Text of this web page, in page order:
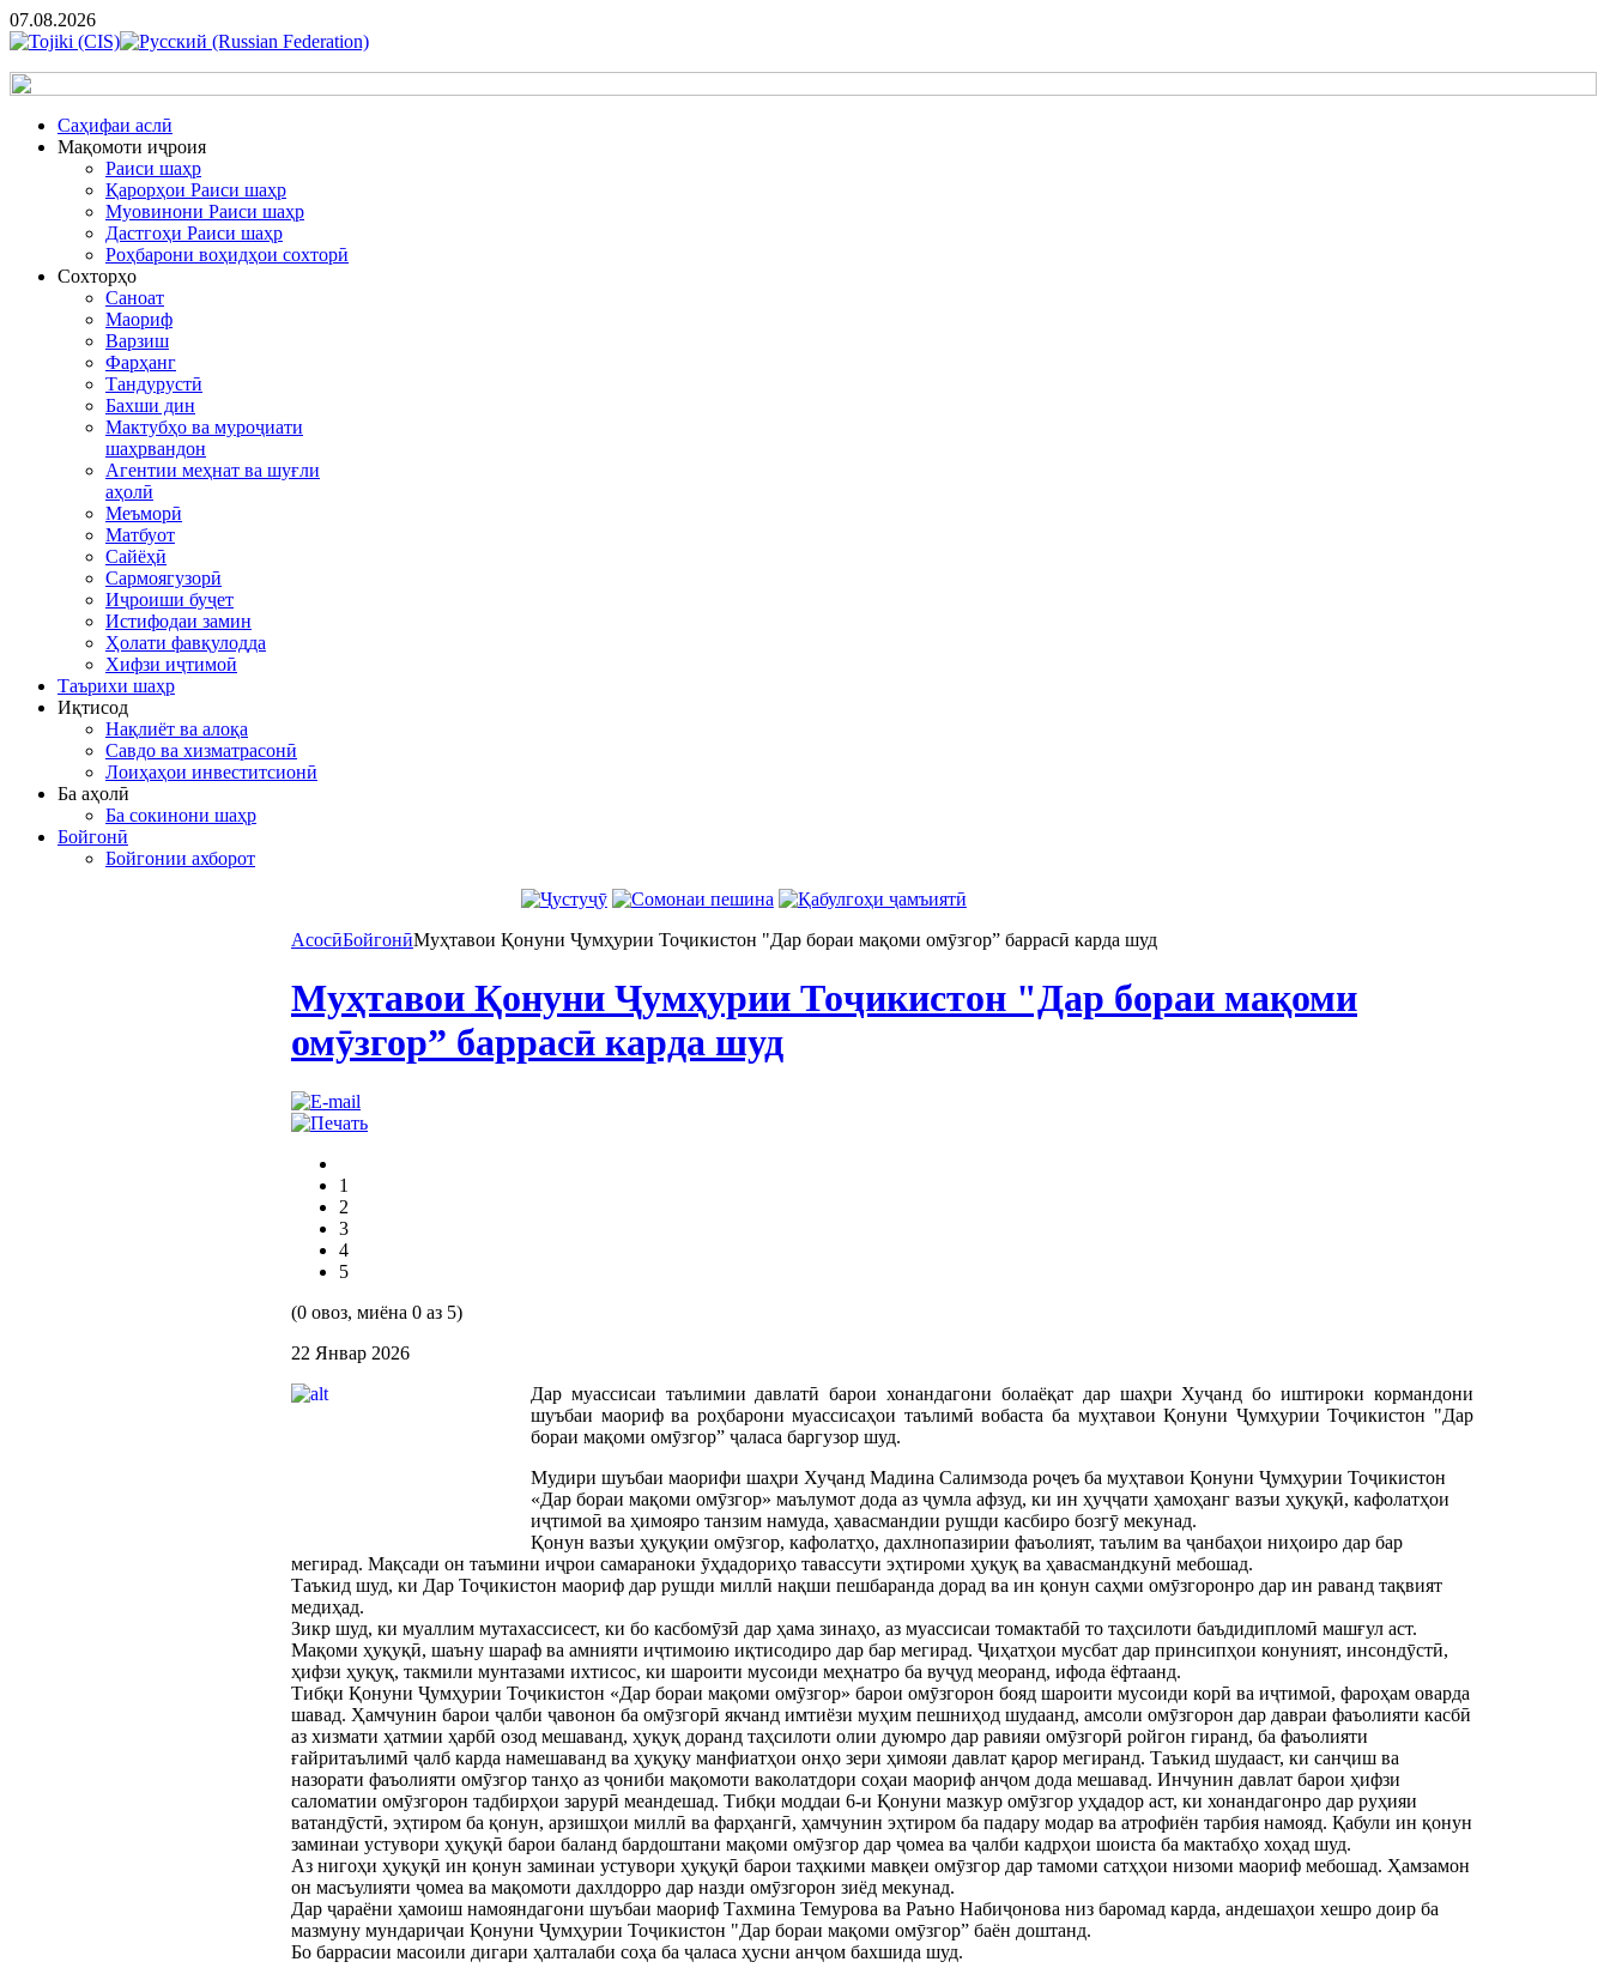
07.08.2026
Cаҳифаи аслӣ
Мақомоти иҷроия
Раиси шаҳр
Қарорҳои Раиси шаҳр
Муовинони Раиси шаҳр
Дастгоҳи Раиси шаҳр
Роҳбарони воҳидҳои сохторӣ
Сохторҳо
Саноат
Маориф
Варзиш
Фарҳанг
Тандурустӣ
Бахши дин
Мактубҳо ва муроҷиати
шаҳрвандон
Агентии меҳнат ва шуғли
аҳолӣ
Меъморӣ
Матбуот
Сайёҳӣ
Сармоягузорӣ
Иҷроиши буҷет
Истифодаи замин
Ҳолати фавқулодда
Хифзи иҷтимоӣ
Таърихи шаҳр
Иқтисод
Нақлиёт ва алоқа
Савдо ва хизматрасонӣ
Лоиҳаҳои инвеститсионӣ
Ба аҳолӣ
Ба сокинони шаҳр
Бойгонӣ
Бойгонии ахборот
АсосӣБойгонӣМуҳтавои Қонуни Ҷумҳурии Тоҷикистон "Дар бораи мақоми омӯзгор” баррасӣ карда шуд
Муҳтавои Қонуни Ҷумҳурии Тоҷикистон "Дар бораи мақоми
омӯзгор” баррасӣ карда шуд
1
2
3
4
5
(0 овоз, миёна 0 аз 5)
22 Январ 2026
Дар муассисаи таълимии давлатӣ барои хонандагони болаёқат дар шаҳри Хуҷанд бо иштироки кормандони
шуъбаи маориф ва роҳбарони муассисаҳои таълимӣ вобаста ба муҳтавои Қонуни Ҷумҳурии Тоҷикистон "Дар
бораи мақоми омӯзгор” ҷаласа баргузор шуд.
Мудири шуъбаи маорифи шаҳри Хуҷанд Мадина Салимзода роҷеъ ба муҳтавои Қонуни Ҷумҳурии Тоҷикистон
«Дар бораи мақоми омӯзгор» маълумот дода аз ҷумла афзуд, ки ин ҳуҷҷати ҳамоҳанг вазъи ҳуқуқӣ, кафолатҳои
иҷтимоӣ ва ҳимояро танзим намуда, ҳавасмандии рушди касбиро бозгӯ мекунад.
Қонун вазъи ҳуқуқии омӯзгор, кафолатҳо, дахлнопазирии фаъолият, таълим ва ҷанбаҳои ниҳоиро дар бар
мегирад. Мақсади он таъмини иҷрои самараноки ӯҳдадориҳо тавассути эҳтироми ҳуқуқ ва ҳавасмандкунӣ мебошад.
Таъкид шуд, ки Дар Тоҷикистон маориф дар рушди миллӣ нақши пешбаранда дорад ва ин қонун саҳми омӯзгоронро дар ин раванд тақвият
медиҳад.
Зикр шуд, ки муаллим мутахассисест, ки бо касбомӯзӣ дар ҳама зинаҳо, аз муассисаи томактабӣ то таҳсилоти баъдидипломӣ машғул аст.
Мақоми ҳуқуқӣ, шаъну шараф ва амнияти иҷтимоию иқтисодиро дар бар мегирад. Ҷиҳатҳои мусбат дар принсипҳои конуният, инсондӯстӣ,
ҳифзи ҳуқуқ, такмили мунтазами ихтисос, ки шароити мусоиди меҳнатро ба вуҷуд меоранд, ифода ёфтаанд.
Тибқи Қонуни Ҷумҳурии Тоҷикистон «Дар бораи мақоми омӯзгор» барои омӯзгорон бояд шароити мусоиди корӣ ва иҷтимоӣ, фароҳам оварда
шавад. Ҳамчунин барои ҷалби ҷавонон ба омӯзгорӣ якчанд имтиёзи муҳим пешниҳод шудаанд, амсоли омӯзгорон дар давраи фаъолияти касбӣ
аз хизмати ҳатмии ҳарбӣ озод мешаванд, ҳуқуқ доранд таҳсилоти олии дуюмро дар равияи омӯзгорӣ ройгон гиранд, ба фаъолияти
ғайритаълимӣ ҷалб карда намешаванд ва ҳуқуқу манфиатҳои онҳо зери ҳимояи давлат қарор мегиранд. Таъкид шудааст, ки санҷиш ва
назорати фаъолияти омӯзгор танҳо аз ҷониби мақомоти ваколатдори соҳаи маориф анҷом дода мешавад. Инчунин давлат барои ҳифзи
саломатии омӯзгорон тадбирҳои зарурӣ меандешад. Тибқи моддаи 6-и Қонуни мазкур омӯзгор уҳдадор аст, ки хонандагонро дар руҳияи
ватандӯстӣ, эҳтиром ба қонун, арзишҳои миллӣ ва фарҳангӣ, ҳамчунин эҳтиром ба падару модар ва атрофиён тарбия намояд. Қабули ин қонун
заминаи устувори ҳуқуқӣ барои баланд бардоштани мақоми омӯзгор дар ҷомеа ва ҷалби кадрҳои шоиста ба мактабҳо хоҳад шуд.
Аз нигоҳи ҳуқуқӣ ин қонун заминаи устувори ҳуқуқӣ барои таҳкими мавқеи омӯзгор дар тамоми сатҳҳои низоми маориф мебошад. Ҳамзамон
он масъулияти ҷомеа ва мақомоти дахлдорро дар назди омӯзгорон зиёд мекунад.
Дар ҷараёни ҳамоиш намояндагони шуъбаи маориф Тахмина Темурова ва Раъно Набиҷонова низ баромад карда, андешаҳои хешро доир ба
мазмуну мундариҷаи Қонуни Ҷумҳурии Тоҷикистон "Дар бораи мақоми омӯзгор” баён доштанд.
Бо баррасии масоили дигари ҳалталаби соҳа ба ҷаласа ҳусни анҷом бахшида шуд.